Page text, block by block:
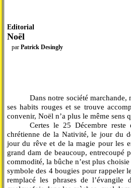
Editorial
Noël
par Patrick Desingly
Dans notre société
ses habits rouges et se trouve
convenir, Noël n’a plus le même sens
Certes le 25 Décembre
chrétienne de la Nativité, le jour du
jour du rêve et de la magie pour les
grand dam de beaucoup, entrecoupé
commodité, la bûche n’est plus
symbole des 4 bougies pour rappeler
remplacé les phrases de